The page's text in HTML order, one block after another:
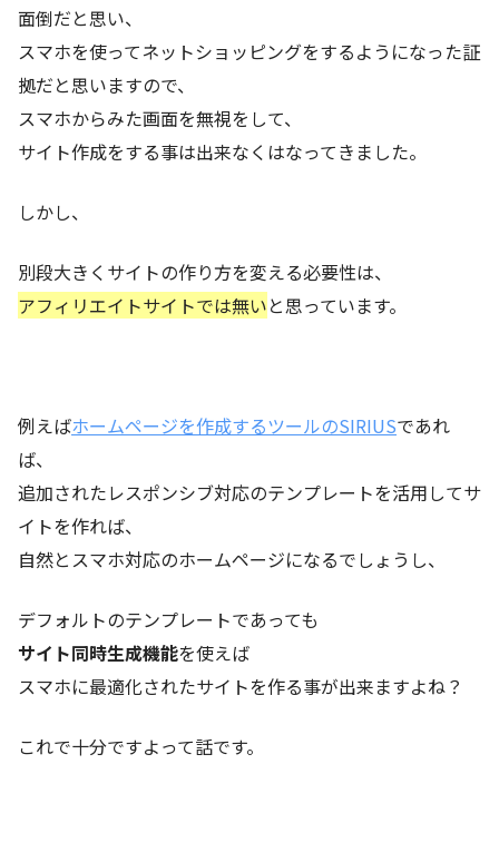
面倒だと思い、
スマホを使ってネットショッピングをするようになった証
拠だと思いますので、
スマホからみた画面を無視をして、
サイト作成をする事は出来なくはなってきました。
しかし、
別段大きくサイトの作り方を変える必要性は、
アフィリエイトサイトでは無いと思っています。
例えばホームページを作成するツールのSIRIUSであれ
ば、
追加されたレスポンシブ対応のテンプレートを活用してサ
イトを作れば、
自然とスマホ対応のホームページになるでしょうし、
デフォルトのテンプレートであっても
サイト同時生成機能を使えば
スマホに最適化されたサイトを作る事が出来ますよね？
これで十分ですよって話です。